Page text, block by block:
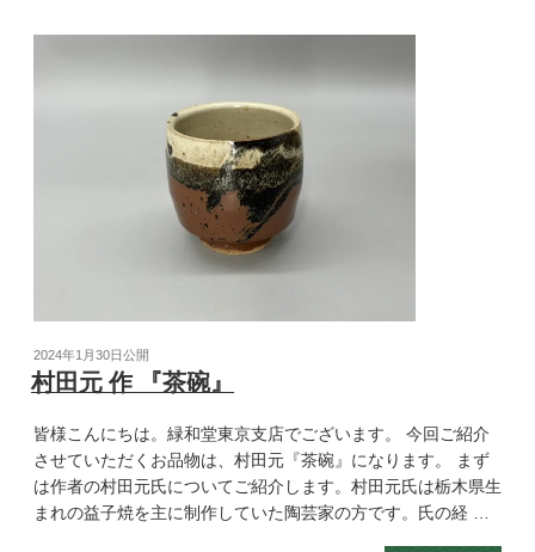
2024年1月30日公開
村田元 作 『茶碗』
皆様こんにちは。緑和堂東京支店でございます。 今回ご紹介
させていただくお品物は、村田元『茶碗』になります。 まず
は作者の村田元氏についてご紹介します。村田元氏は栃木県生
まれの益子焼を主に制作していた陶芸家の方です。氏の経 …